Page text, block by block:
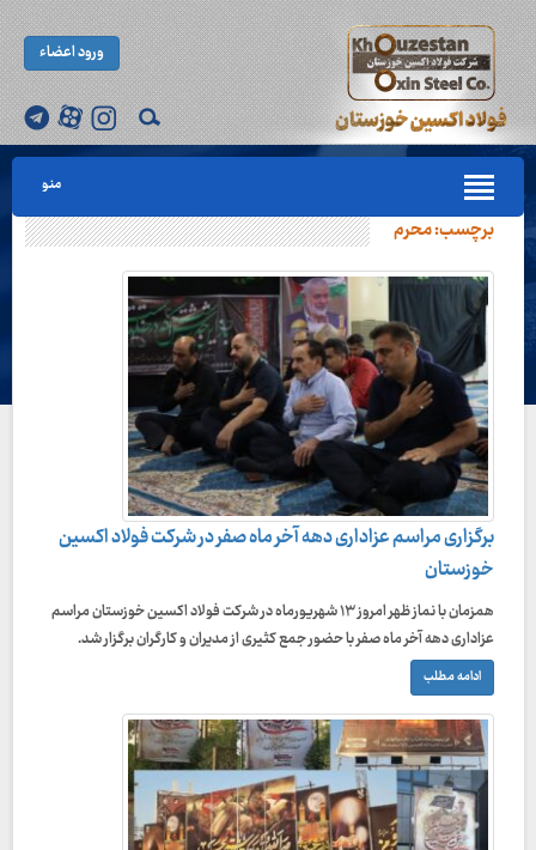
ورود اعضاء
منو
برچسب:محرم
برگزاری مراسم عزاداری دهه آخر ماه صفر در شرکت فولاد اکسین
خوزستان
همزمان با نماز ظهر امروز ۱۳ شهریورماه در شرکت فولاد اکسین خوزستان مراسم
عزاداری دهه آخر ماه صفر با حضور جمع کثیری از مدیران و کارگران برگزار شد.
ادامه مطلب